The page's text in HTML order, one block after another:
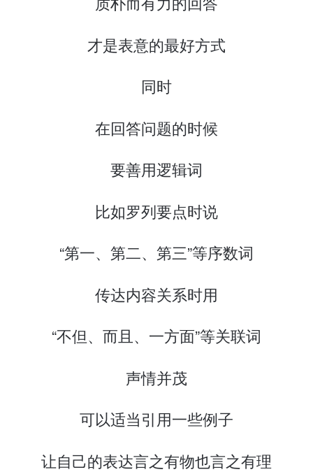
才是表意的最好方式
同时
在回答问题的时候
要善用逻辑词
比如罗列要点时说
“第一、第二、第三”等序数词
传达内容关系时用
“不但、而且、一方面”等关联词
声情并茂
可以适当引用一些例子
让自己的表达言之有物也言之有理